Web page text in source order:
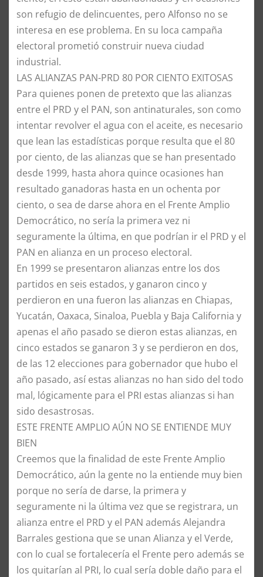
son refugio de delincuentes, pero Alfonso no se
interesa en ese problema. En su loca campaña
electoral prometió construir nueva ciudad
industrial.
​LAS ALIANZAS PAN-PRD 80 POR CIENTO EXITOSAS
​Para quienes ponen de pretexto que las alianzas
entre el PRD y el PAN, son antinaturales, son como
intentar revolver el agua con el aceite, es necesario
que lean las estadísticas porque resulta que el 80
por ciento, de las alianzas que se han presentado
desde 1999, hasta ahora quince ocasiones han
resultado ganadoras hasta en un ochenta por
ciento, o sea de darse ahora en el Frente Amplio
Democrático, no sería la primera vez ni
seguramente la última, en que podrían ir el PRD y el
PAN en alianza en un proceso electoral.
​En 1999 se presentaron alianzas entre los dos
partidos en seis estados, y ganaron cinco y
perdieron en una fueron las alianzas en Chiapas,
Yucatán, Oaxaca, Sinaloa, Puebla y Baja California y
apenas el año pasado se dieron estas alianzas, en
cinco estados se ganaron 3 y se perdieron en dos,
de las 12 elecciones para gobernador que hubo el
año pasado, así estas alianzas no han sido del todo
mal, lógicamente para el PRI estas alianzas si han
sido desastrosas.
ESTE FRENTE AMPLIO AÚN NO SE ENTIENDE MUY
BIEN
​Creemos que la finalidad de este Frente Amplio
Democrático, aún la gente no la entiende muy bien
porque no sería de darse, la primera y
seguramente ni la última vez que se registrara, un
alianza entre el PRD y el PAN además Alejandra
Barrales gestiona que se unan Alianza y el Verde,
con lo cual se fortalecería el Frente pero además se
los quitarían al PRI, lo cual sería doble daño para el